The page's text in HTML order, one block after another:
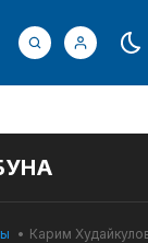
Карим